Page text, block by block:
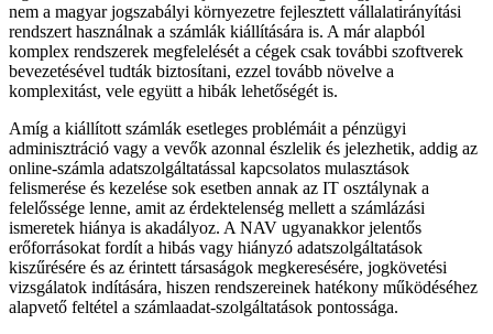
nem a magyar jogszabályi környezetre fejlesztett vállalatirányítási
rendszert használnak a számlák kiállítására is. A már alapból
komplex rendszerek megfelelését a cégek csak további szoftverek
bevezetésével tudták biztosítani, ezzel tovább növelve a
komplexitást, vele együtt a hibák lehetőségét is.
Amíg a kiállított számlák esetleges problémáit a pénzügyi
adminisztráció vagy a vevők azonnal észlelik és jelezhetik, addig az
online-számla adatszolgáltatással kapcsolatos mulasztások
felismerése és kezelése sok esetben annak az IT osztálynak a
felelőssége lenne, amit az érdektelenség mellett a számlázási
ismeretek hiánya is akadályoz. A NAV ugyanakkor jelentős
erőforrásokat fordít a hibás vagy hiányzó adatszolgáltatások
kiszűrésére és az érintett társaságok megkeresésére, jogkövetési
vizsgálatok indítására, hiszen rendszereinek hatékony működéséhez
alapvető feltétel a számlaadat-szolgáltatások pontossága.